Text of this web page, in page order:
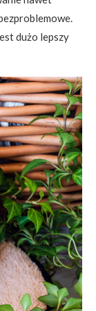
dużo lepszy